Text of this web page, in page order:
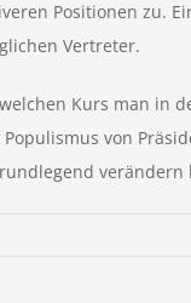
Positionen zu.
Vertreter.
Kurs man
von
verändern